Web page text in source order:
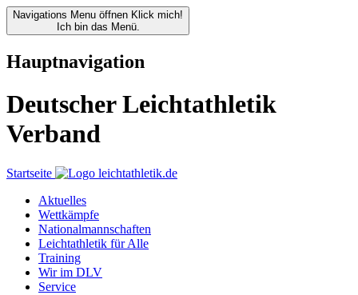
Navigations Menu öffnen Klick mich!
Ich bin das Menü.
Hauptnavigation
Deutscher Leichtathletik
Verband
Startseite
Aktuelles
Wettkämpfe
Nationalmannschaften
Leichtathletik für Alle
Training
Wir im DLV
Service